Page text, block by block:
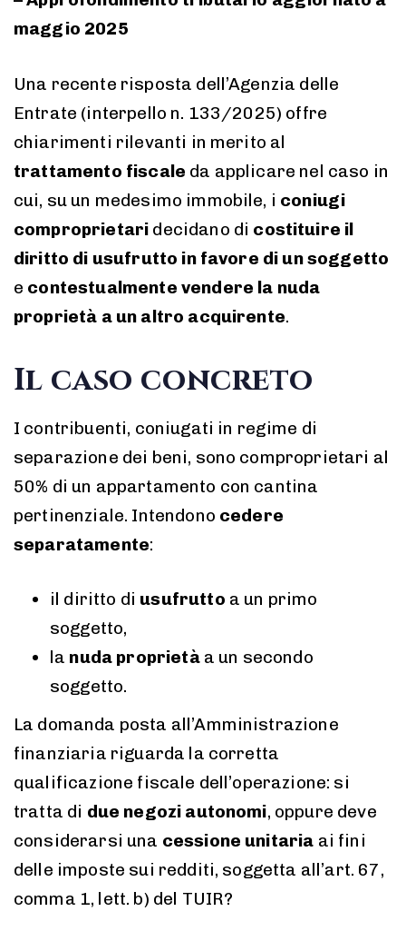
maggio 2025
Una recente risposta dell’Agenzia delle
Entrate (interpello n. 133/2025) offre
chiarimenti rilevanti in merito al
trattamento fiscale da applicare nel caso in
cui, su un medesimo immobile, i coniugi
comproprietari decidano di costituire il
diritto di usufrutto in favore di un soggetto
e contestualmente vendere la nuda
proprietà a un altro acquirente.
Il caso concreto
I contribuenti, coniugati in regime di
separazione dei beni, sono comproprietari al
50% di un appartamento con cantina
pertinenziale. Intendono cedere
separatamente:
il diritto di usufrutto a un primo
soggetto,
la nuda proprietàa un secondo
soggetto.
La domanda posta all’Amministrazione
finanziaria riguarda la corretta
qualificazione fiscale dell’operazione: si
tratta di due negozi autonomi, oppure deve
considerarsi una cessione unitaria ai fini
delle imposte sui redditi, soggetta all’art. 67,
comma 1, lett. b) del TUIR?